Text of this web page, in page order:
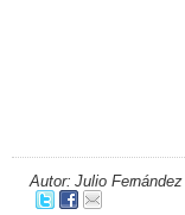
Autor: Julio